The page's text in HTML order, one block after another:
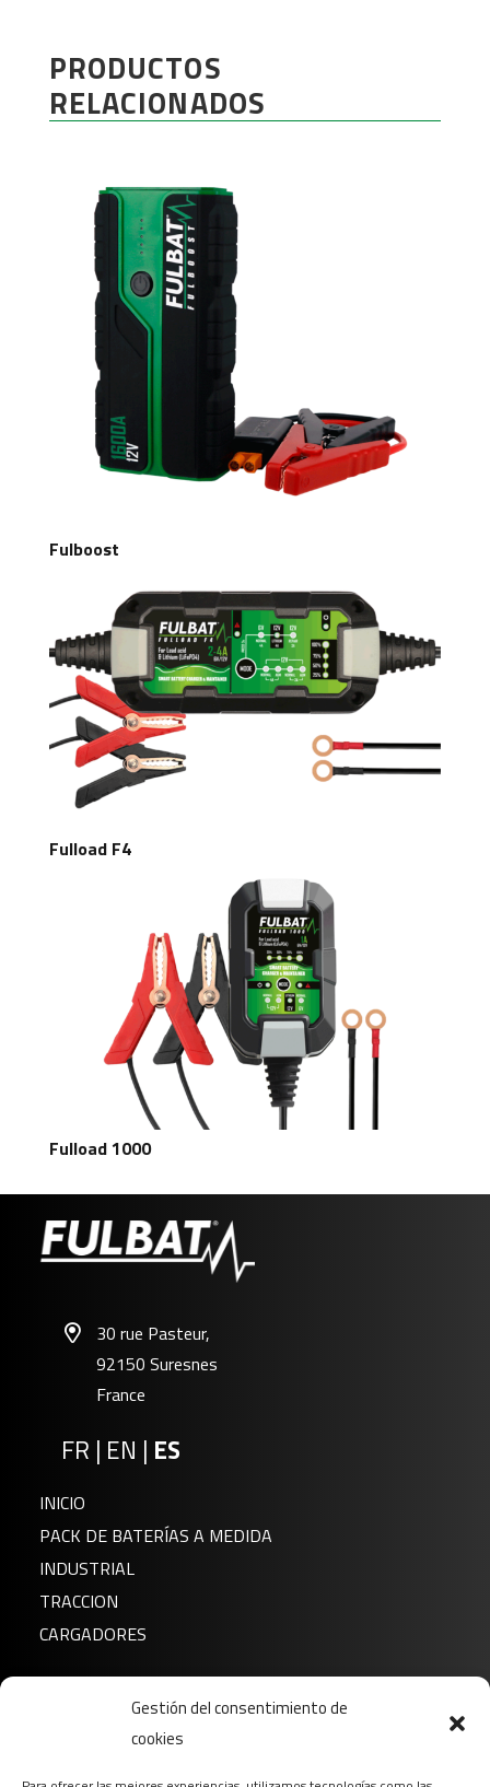
Gestión del consentimiento de
cookies
PRODUCTOS
RELACIONADOS
Fulboost
Fulload F4
Fulload 1000
30 rue Pasteur,
92150 Suresnes
France
FR | EN | ES
INICIO
PACK DE BATERÍAS A MEDIDA
INDUSTRIAL
TRACCION
CARGADORES